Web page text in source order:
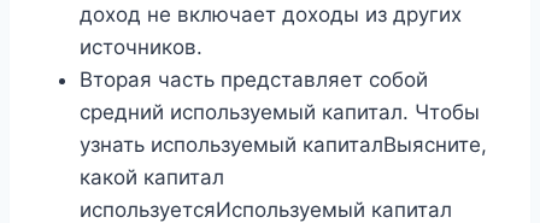
доход не включает доходы из других
источников.
Вторая часть представляет собой
средний используемый капитал. Чтобы
узнать используемый капиталВыясните,
какой капитал
используетсяИспользуемый капитал